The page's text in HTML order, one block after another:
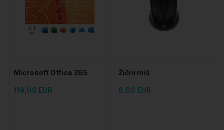
Microsoft Office 365
pretplate + instalacija
119,00 EUR
Žični miš
6,00 EUR